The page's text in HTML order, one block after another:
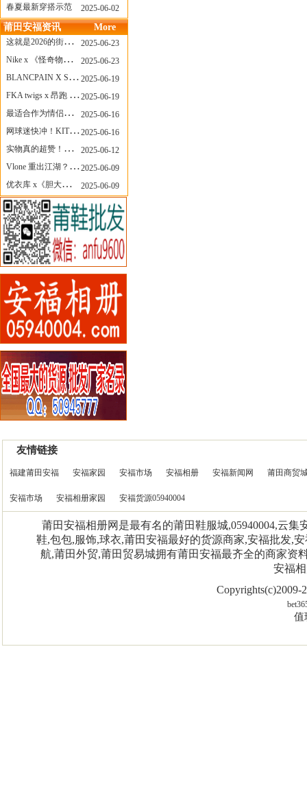
春夏最新穿搭示范
2025-06-02
莆田安福资讯 More
这就是2026的街头感！Prada新包我先爱了
2025-06-23
Nike x 《怪奇物语》联名回归，终于轮到这双热门款了！
2025-06-23
BLANCPAIN X SWATCH联名款 BIOCERAMIC SCUBA FIFTY FATHOMS 系列推出全新 GREEN ABYSS（碧波洋）腕表
2025-06-19
FKA twigs x 昂跑 联名来了，这三双 Cloud X 你选哪一双？
2025-06-19
最适合作为情侣鞋的New Balance 1906 Loafer出现了！
2025-06-16
网球迷快冲！KITH x Wilson 限量球拍太会设计了
2025-06-16
实物真的超赞！NB 新款 2010 新配色
2025-06-12
Vlone 重出江湖？突然又要联名，谁能想到！
2025-06-09
优衣库 x《胆大党》新品公布，第二季联动周边来了！
2025-06-09
友情链接
福建莆田安福 安福家园 安福市场 安福相册 安福新闻网 莆田商贸
安福市场 安福相册家园 安福货源05940004
莆田安福相册网是最有名的莆田鞋服城,05940004,云
鞋,包包,服饰,球衣,莆田安福最好的货源商家,安福批发,
航,莆田外贸,莆田贸易城拥有莆田安福最齐全的商家资
安福
Copyrights(c)2009-
值